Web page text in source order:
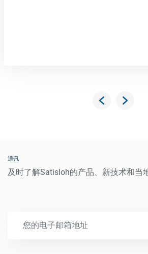
通讯
及时了解Satisloh的产品、新技术和当